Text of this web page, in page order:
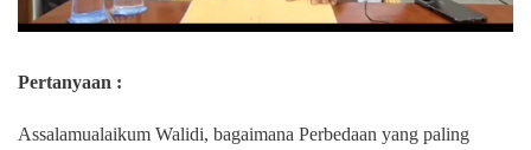
Pertanyaan :
Assalamualaikum Walidi, bagaimana Perbedaan yang paling